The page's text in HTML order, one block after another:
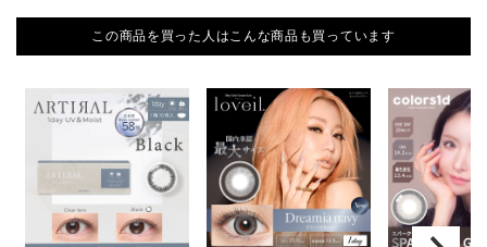
この商品を買った人はこんな商品も買っています